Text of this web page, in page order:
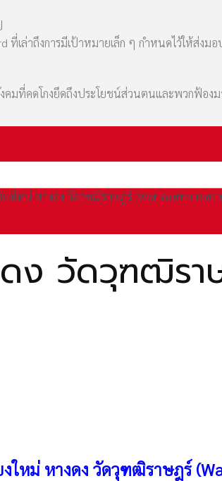
ที่เล่าถึงการมีเป้าหมายเล็ก ๆ กำหนดไว้ให้ส่
คมที่คดโกงยึดถึงประโยชน์ส่วนตนและพวกฟ้อ
ยงใหม่ หางดง วัดวุฑฒิราษฎร์ (Wat Wutthi
ดง วัดวุฑฒิร
งใหม่ หางดง วัดวุฑฒิราษฎร์